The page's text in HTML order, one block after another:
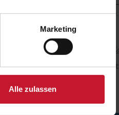
Marketing
Alle zulassen
ich diese Einwilligung jederzeit
kann. Wir setzen Sie davon in
nicht berührt wird.